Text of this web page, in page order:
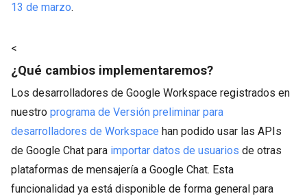
13 de marzo.
<
¿Qué cambios implementaremos?
Los desarrolladores de Google Workspace registrados en
nuestro programa de Versión preliminar para
desarrolladores de Workspace han podido usar las APIs
de Google Chat para importar datos de usuarios de otras
plataformas de mensajería a Google Chat. Esta
funcionalidad ya está disponible de forma general para